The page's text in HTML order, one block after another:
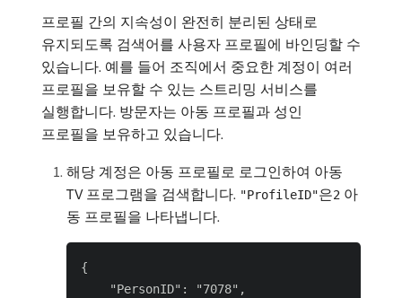
프로필 간의 지속성이 완전히 분리된 상태로
유지되도록 검색어를 사용자 프로필에 바인딩할 수
있습니다. 예를 들어 조직에서 중요한 계정이 여러
프로필을 보유할 수 있는 스트리밍 서비스를
실행합니다. 방문자는 아동 프로필과 성인
프로필을 보유하고 있습니다.
해당 계정은 아동 프로필로 로그인하여 아동
TV 프로그램을 검색합니다. "ProfileID"은2 아
동 프로필을 나타냅니다.
{
    "PersonID": "7078",